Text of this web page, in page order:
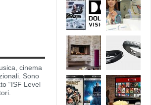
cinema
Sono
“ISF Level